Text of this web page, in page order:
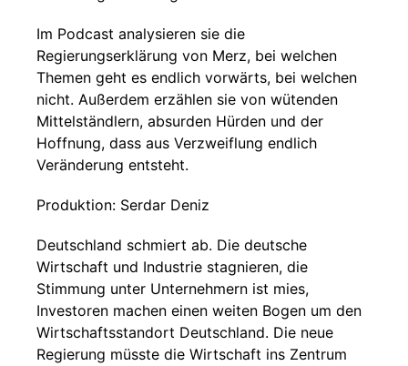
Im Podcast analysieren sie die
Regierungserklärung von Merz, bei welchen
Themen geht es endlich vorwärts, bei welchen
nicht. Außerdem erzählen sie von wütenden
Mittelständlern, absurden Hürden und der
Hoffnung, dass aus Verzweiflung endlich
Veränderung entsteht.
Produktion: Serdar Deniz
Deutschland schmiert ab. Die deutsche
Wirtschaft und Industrie stagnieren, die
Stimmung unter Unternehmern ist mies,
Investoren machen einen weiten Bogen um den
Wirtschaftsstandort Deutschland. Die neue
Regierung müsste die Wirtschaft ins Zentrum